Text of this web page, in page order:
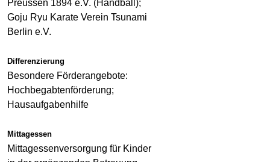
Preussen 1894 e.V. (Handball);
Goju Ryu Karate Verein Tsunami
Berlin e.V.
Differenzierung
Besondere Förderangebote:
Hochbegabtenförderung;
Hausaufgabenhilfe
Mittagessen
Mittagessenversorgung für Kinder